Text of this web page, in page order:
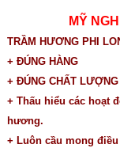
MỸ
TRẦM HƯƠNG PHI
+ ĐÚNG HÀNG
+ ĐÚNG CHẤT LƯỢNG
+ Thấu hiểu các hoạt
hương.
+ Luôn cầu mong